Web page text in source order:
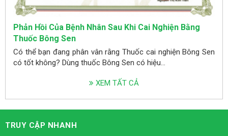
Phản Hồi Của Bệnh Nhân Sau Khi Cai Nghiện Bằng
Thuốc Bông Sen
Có thể bạn đang phân vân rằng Thuốc cai nghiện Bông Sen
có tốt không? Dùng thuốc Bông Sen có hiệu...
XEM TẤT CẢ
TRUY CẬP NHANH